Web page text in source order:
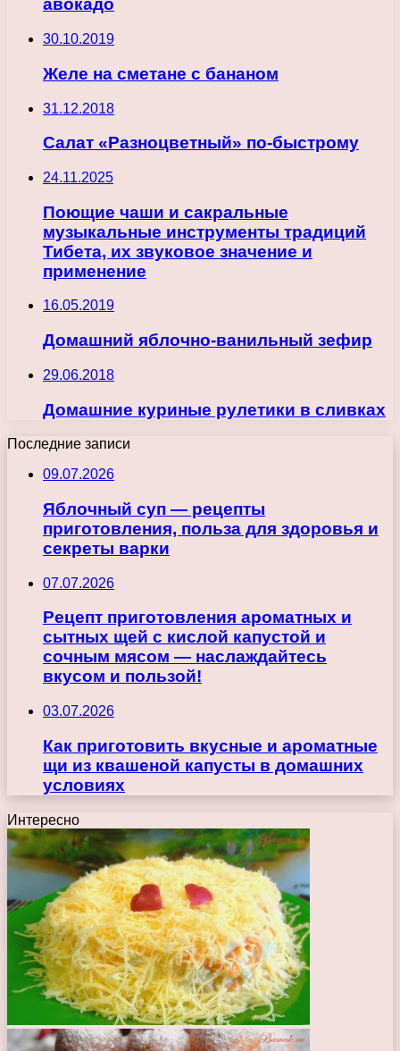
авокадо
30.10.2019
Желе на сметане с бананом
31.12.2018
Салат «Разноцветный» по-быстрому
24.11.2025
Поющие чаши и сакральные
музыкальные инструменты традиций
Тибета, их звуковое значение и
применение
16.05.2019
Домашний яблочно-ванильный зефир
29.06.2018
Домашние куриные рулетики в сливках
Последние записи
09.07.2026
Яблочный суп — рецепты
приготовления, польза для здоровья и
секреты варки
07.07.2026
Рецепт приготовления ароматных и
сытных щей с кислой капустой и
сочным мясом — наслаждайтесь
вкусом и пользой!
03.07.2026
Как приготовить вкусные и ароматные
щи из квашеной капусты в домашних
условиях
Интересно